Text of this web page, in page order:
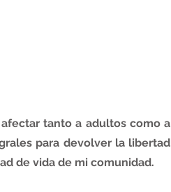
tanto a adultos como a
para devolver la libertad
de vida de mi comunidad.